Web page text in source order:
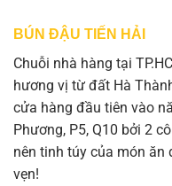
BÚN ĐẬU TIẾN HẢI
Chuỗi nhà hàng tại
hương vị từ đất Hà
cửa hàng đầu tiên vào
Phương, P5, Q10 bởi 2
nên tinh túy của món
vẹn!